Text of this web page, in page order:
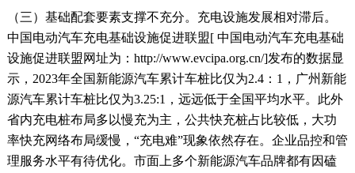
（三）基础配套要素支撑不充分。充电设施发展相对滞后。
中国电动汽车充电基础设施促进联盟[ 中国电动汽车充电基础
设施促进联盟网址为：http://www.evcipa.org.cn/]发布的数据显
示，2023年全国新能源汽车累计车桩比仅为2.4：1，广州新能
源汽车累计车桩比仅为3.25:1，远远低于全国平均水平。此外
省内充电桩布局多以慢充为主，公共快充桩占比较低，大功
率快充网络布局缓慢，“充电难”现象依然存在。企业品控和管
理服务水平有待优化。市面上多个新能源汽车品牌都有因磕